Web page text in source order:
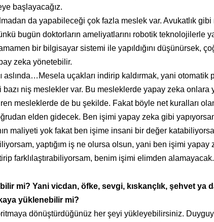
başlayacağız.
da yapabileceği çok fazla meslek var. Avukatlık gibi
bugün doktorların ameliyatlarını robotik teknolojilerle
bir bilgisayar sistemi ile yapıldığını düşünürsek,
zeka yönetebilir.
aslında…Mesela uçakları indirip kaldırmak, yani
niş meslekler var. Bu mesleklerde yapay zeka onlara
mesleklerde de bu şekilde. Fakat böyle net kuralları
elden gidecek. Ben işimi yapay zeka gibi
maliyeti yok fakat ben işime insani bir değer
yaptığım iş ne olursa olsun, yani ben işimi yapay
farklılaştırabiliyorsam, benim işimi elimden
mi? Yani vicdan, öfke, sevgi, kıskançlık, şehvet ya
yüklenebilir mi?
dönüştürdüğünüz her şeyi yükleyebilirsiniz.